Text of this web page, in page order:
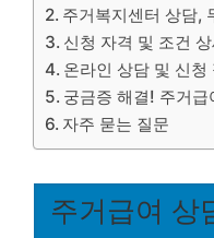
주거복지센터 상담,
신청 자격 및 조건
온라인 상담 및 신청
궁금증 해결! 주거급
자주 묻는 질문
주거급여 상